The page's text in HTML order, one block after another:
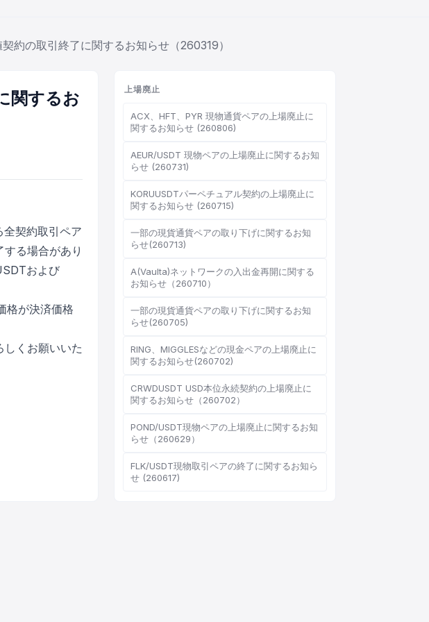
約の取引終了に関するお知らせ（260319）
関するお
契約取引ペア
る場合があり
および
格が決済価格
くお願いいた
上場廃止
ACX、HFT、PYR 現物通貨ペアの上場廃止に
関するお知らせ (260806)
AEUR/USDT 現物ペアの上場廃止に関するお知
らせ (260731)
KORUUSDTパーペチュアル契約の上場廃止に
関するお知らせ (260715)
一部の現貨通貨ペアの取り下げに関するお知
らせ(260713)
A(Vaulta)ネットワークの入出金再開に関する
お知らせ（260710）
一部の現貨通貨ペアの取り下げに関するお知
らせ(260705)
RING、MIGGLESなどの現金ペアの上場廃止に
関するお知らせ(260702)
CRWDUSDT USD本位永続契約の上場廃止に
関するお知らせ（260702）
POND/USDT現物ペアの上場廃止に関するお知
らせ（260629）
FLK/USDT現物取引ペアの終了に関するお知ら
せ (260617)
Support Center